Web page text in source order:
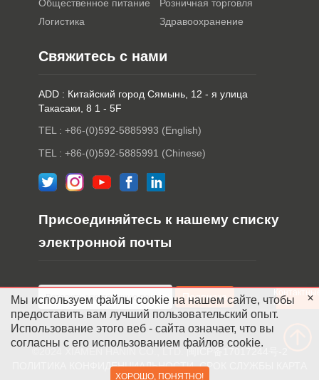
Общественное питание
Розничная торговля
Логистика
Здравоохранение
Свяжитесь с нами
ADD : Китайский город Сямынь, 12 - я улица
Такасаки, 8 1 - 5F
TEL : +86-(0)592-5885993 (English)
TEL : +86-(0)592-5885991 (Chinese)
Присоединяйтесь к нашему списку
электронной почты
闽ICP备17017244号-2
ПОЛИТИКА КОНФИДЕНЦИАЛЬНОСТИ СРОК СЛУЖБЫ
лица
Мы используем файлы cookie на нашем сайте, чтобы
предоставить вам лучший пользовательский опыт.
Использование этого веб - сайта означает, что вы
согласны с его использованием файлов cookie.
ХОРОШО, ПОНЯТНО!